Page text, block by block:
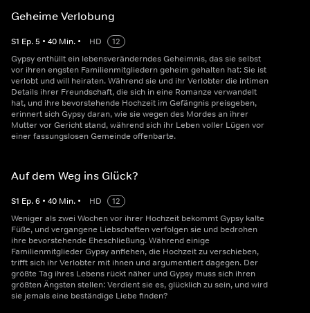
Geheime Verlobung
S1 Ep.5 • 40 Min. • HD
12
Gypsy enthüllt ein lebensveränderndes Geheimnis, das sie selbst
vor ihren engsten Familienmitgliedern geheim gehalten hat: Sie ist
verlobt und will heiraten. Während sie und ihr Verlobter die intimen
Details ihrer Freundschaft, die sich in eine Romanze verwandelt
hat, und ihre bevorstehende Hochzeit im Gefängnis preisgeben,
erinnert sich Gypsy daran, wie sie wegen des Mordes an ihrer
Mutter vor Gericht stand, während sich ihr Leben voller Lügen vor
einer fassungslosen Gemeinde offenbarte.
Auf dem Weg ins Glück?
S1 Ep.6 • 40 Min. • HD
12
Weniger als zwei Wochen vor ihrer Hochzeit bekommt Gypsy kalte
Füße, und vergangene Liebschaften verfolgen sie und bedrohen
ihre bevorstehende Eheschließung. Während einige
Familienmitglieder Gypsy anflehen, die Hochzeit zu verschieben,
trifft sich ihr Verlobter mit ihnen und argumentiert dagegen. Der
größte Tag ihres Lebens rückt näher und Gypsy muss sich ihren
größten Ängsten stellen: Verdient sie es, glücklich zu sein, und wird
sie jemals eine beständige Liebe finden?